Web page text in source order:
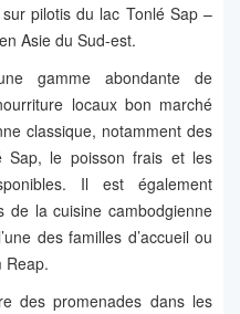
pilotis du lac Tonlé Sap –
Asie du Sud-est.
gamme abondante de
locaux bon marché
classique, notamment des
Sap, le poisson frais et les
Il est également
de la cuisine cambodgienne
des familles d’accueil ou
Reap.
des promenades dans les